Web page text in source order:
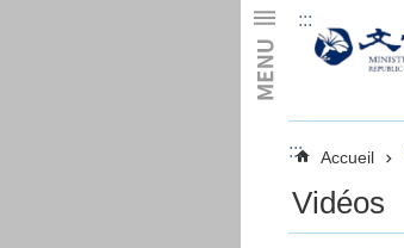
:::
::: Accueil
Vidéos